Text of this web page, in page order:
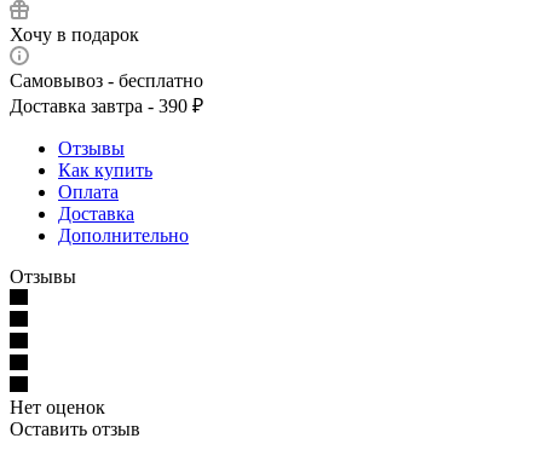
Хочу в подарок
Самовывоз - бесплатно
Доставка завтра - 390 ₽
Отзывы
Как купить
Оплата
Доставка
Дополнительно
Отзывы
Нет оценок
Оставить отзыв